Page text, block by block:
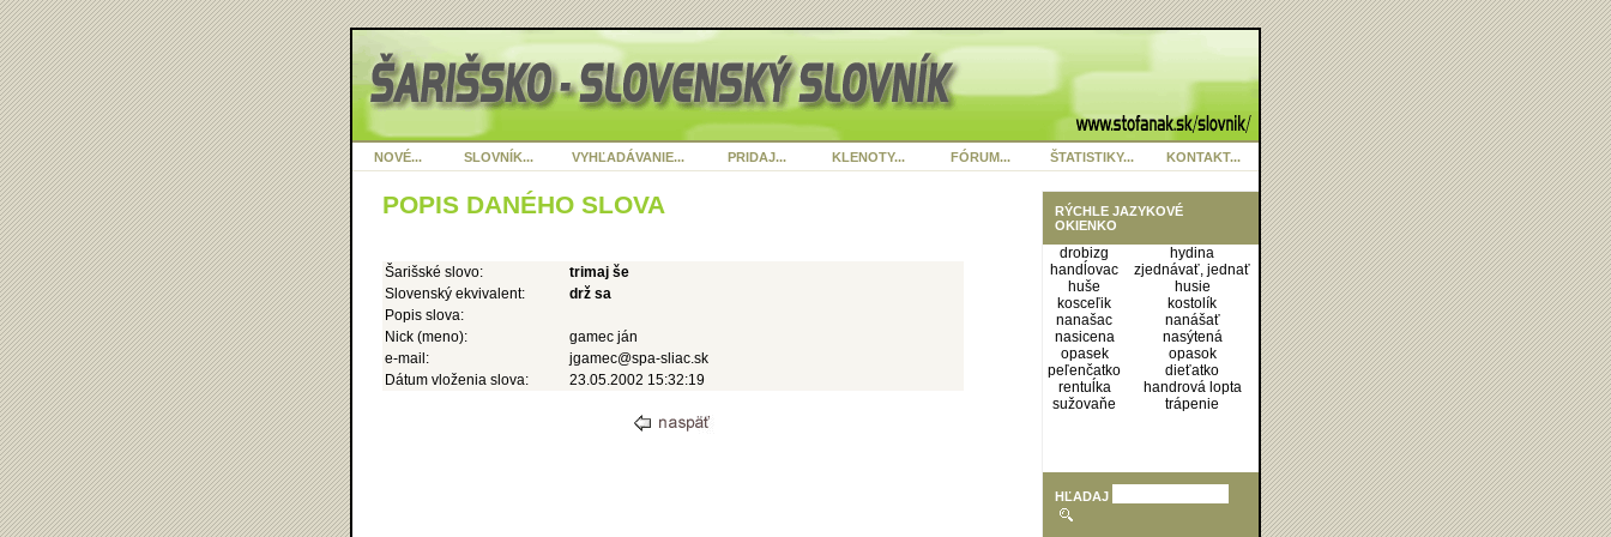
NOVÉ... SLOVNÍK... VYHĽADÁVANIE... PRIDAJ... KLENOTY... FÓRUM... ŠTATISTIKY... KONTAKT...
RÝCHLE JAZYKOVÉ
OKIENKO
drobizg
hydina
handĺovac
zjednávať, jednať
huše
husie
kosceľik
kostolík
nanašac
nanášať
nasicena
nasýtená
opasek
opasok
peľenčatko
dieťatko
rentuĺka
handrová lopta
sužovaňe
trápenie
HĽADAJ
POPIS DANÉHO SLOVA
Šarišské slovo:
trimaj še
Slovenský ekvivalent:
drž sa
Popis slova:
Nick (meno):
gamec ján
e-mail:
jgamec@spa-sliac.sk
Dátum vloženia slova:
23.05.2002 15:32:19